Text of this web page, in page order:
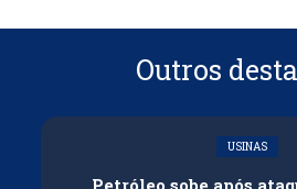
Outros
USINAS
Petróleo sobe após